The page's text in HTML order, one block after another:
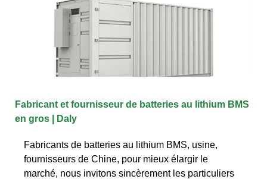
Fabricant et fournisseur de batteries au lithium BMS
en gros | Daly
Fabricants de batteries au lithium BMS, usine,
fournisseurs de Chine, pour mieux élargir le
marché, nous invitons sincèrement les particuliers